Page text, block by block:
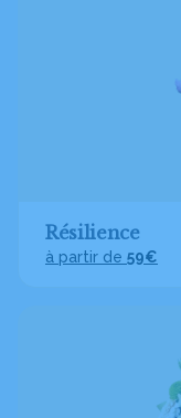
Résilience
à partir de 59€